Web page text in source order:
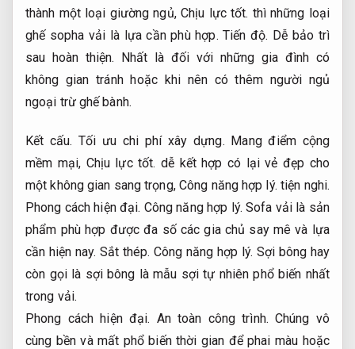
thành một loại giường ngủ, Chịu lực tốt. thì những loại
ghế sopha vải là lựa cần phù hợp.Tiến độ. Dễ bảo trì
sau hoàn thiện. Nhất là đối với những gia đình có
không gian tránh hoặc khi nên có thêm người ngủ
ngoại trừ ghế bành.
Kết cấu. Tối ưu chi phí xây dựng. Mang điểm cộng
mềm mại, Chịu lực tốt. dễ kết hợp có lại vẻ đẹp cho
một không gian sang trọng, Công năng hợp lý. tiện nghi.
Phong cách hiện đại. Công năng hợp lý. Sofa vải là sản
phẩm phù hợp được đa số các gia chủ say mê và lựa
cần hiện nay. Sắt thép. Công năng hợp lý. Sợi bông hay
còn gọi là sợi bông là mẫu sợi tự nhiên phổ biến nhất
trong vải.
Phong cách hiện đại. An toàn công trình. Chúng vô
cùng bền và mất phổ biến thời gian để phai màu hoặc